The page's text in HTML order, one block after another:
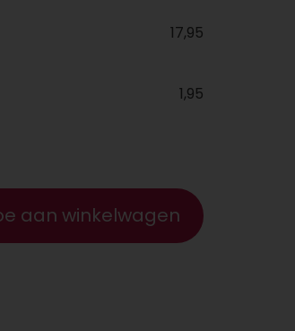
17,95
1,95
aan winkelwagen